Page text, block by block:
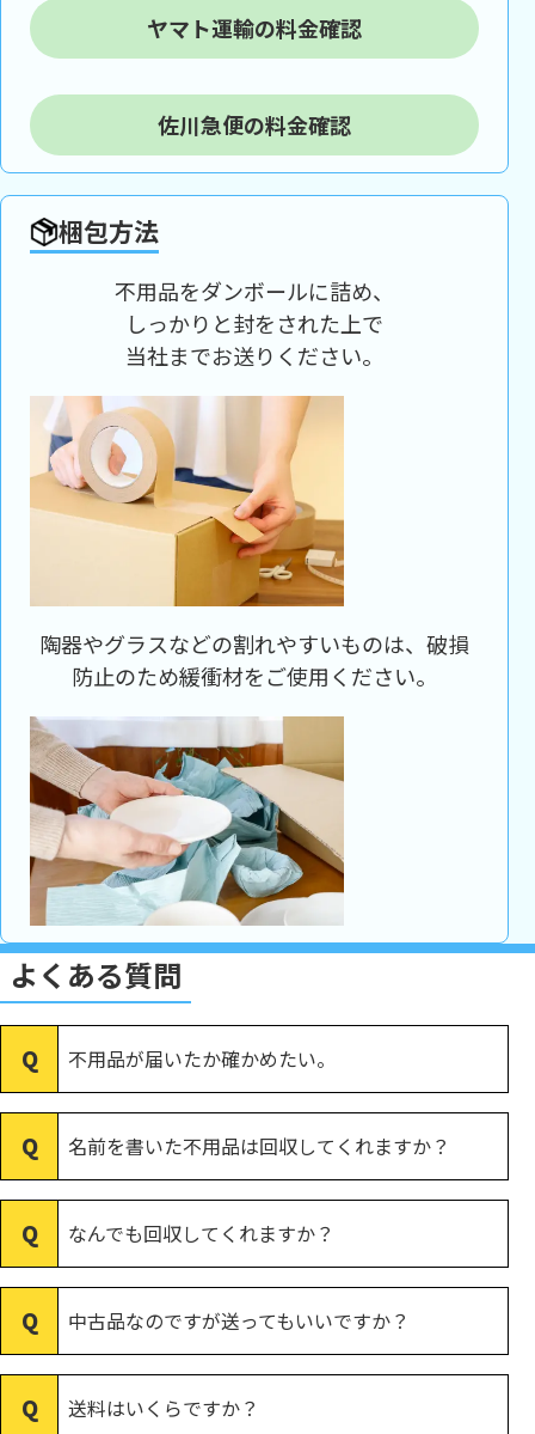
ヤマト運輸の料金確認
佐川急便の料金確認
梱包方法
不用品をダンボールに詰め、
しっかりと封をされた上で
当社までお送りください。
陶器やグラスなどの割れやすいものは、破損
防止のため緩衝材をご使用ください。
よくある質問
不用品が届いたか確かめたい。
名前を書いた不用品は回収してくれますか？
なんでも回収してくれますか？
中古品なのですが送ってもいいですか？
送料はいくらですか？